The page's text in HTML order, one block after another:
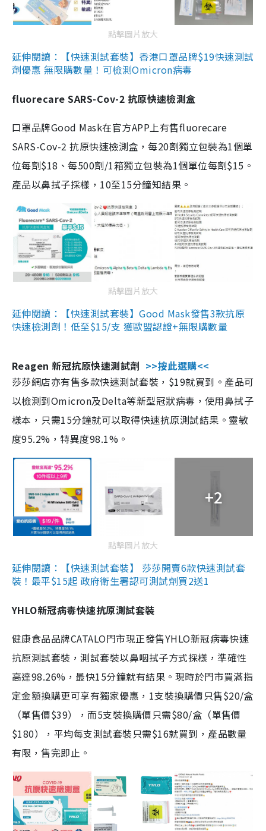
點擊圖片放大
延伸閱讀：【快速測試套裝】香港口罩品牌$19快速測試
劑優惠 無限購數量！可檢測Omicron病毒
fluorecare SARS-Cov-2 抗原快速檢測盒
口罩品牌Good Mask在官方APP上有售fluorecare
SARS-Cov-2 抗原快速檢測盒，每20劑獨立包裝為1個單
位每劑$18、每500劑/1箱獨立包裝為1個單位每劑$15。
產品以鼻拭子採樣，10至15分鐘知結果。
點擊圖片放大
延伸閱讀：【快速測試套裝】Good Mask發售3款抗原
快速檢測劑！低至$15/支 獲歐盟認證+無限購數量
Reagen 新冠抗原快速測試劑 >>按此選購<<
莎莎網店亦有售多款快速測試套裝，$19就買到。產品可
以檢測到Omicron及Delta等新型冠狀病毒，使用鼻拭子
樣本，只需15分鐘就可以取得快速抗原測試結果。靈敏
度95.2%，特異度98.1%。
+2
點擊圖片放大
延伸閱讀：【快速測試套裝】 莎莎開賣6款快速測試套
裝！最平$15起 政府衛生署認可測試劑買2送1
YHLO新冠病毒快速抗原測試套裝
健康食品品牌CATALO門市現正發售YHLO新冠病毒快速
抗原測試套裝，測試套裝以鼻咽拭子方式採樣，準確性
高達98.26%，最快15分鐘就有結果。現時於門市買滿指
定金額換購更可享有獨家優惠，1支裝換購價只售$20/盒
（單售價$39），而5支裝換購價只需$80/盒（單售價
$180），平均每支測試套裝只需$16就買到，產品數量
有限，售完即止。